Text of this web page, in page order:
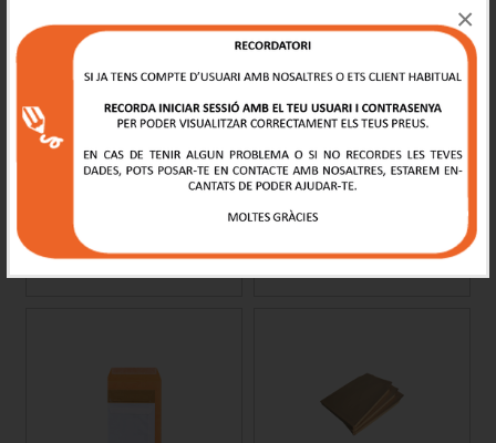
×
Bosses amb Fuelle paper
kraft
4.03€
Preu des de